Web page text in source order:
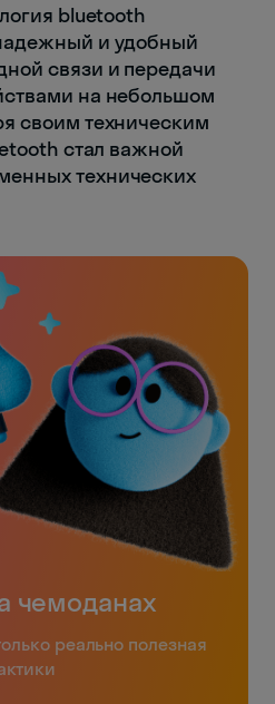
bluetooth
и удобный
связи и передачи
на небольшом
своим техническим
стал важной
технических
чемоданах
реально полезная